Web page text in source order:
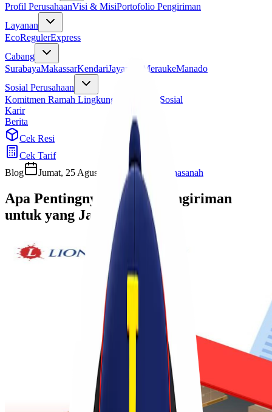
Profil PerusahaanVisi & MisiPortofolio Pengiriman
Layanan
EcoRegulerExpress
Cabang
SurabayaMakassarKendariJayapura MeraukeManado
Sosial Perusahaan
Komitmen Ramah Lingkungan
Program Sosial
Karir
Berita
Cek Resi
Cek Tarif
Blog
Jumat, 25 Agustus 2023 Ulfi Khasanah
Apa Pentingnya Asurasi Pengiriman
untuk yang Jalur Udara?